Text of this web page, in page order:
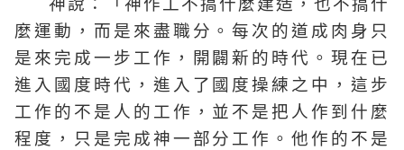
神說：「神作工不搞什麼建造，也不搞什
麼運動，而是來盡職分。每次的道成肉身只
是來完成一步工作，開闢新的時代。現在已
進入國度時代，進入了國度操練之中，這步
工作的不是人的工作，並不是把人作到什麼
程度，只是完成神一部分工作。他作的不是